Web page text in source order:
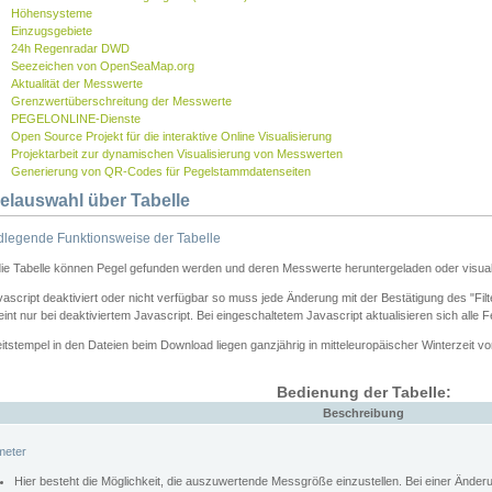
Höhensysteme
Einzugsgebiete
24h Regenradar DWD
Seezeichen von OpenSeaMap.org
Aktualität der Messwerte
Grenzwertüberschreitung der Messwerte
PEGELONLINE-Dienste
Open Source Projekt für die interaktive Online Visualisierung
Projektarbeit zur dynamischen Visualisierung von Messwerten
Generierung von QR-Codes für Pegelstammdatenseiten
über Tabelle
Funktionsweise der Tabelle
Tabelle können Pegel gefunden werden und deren Messwerte heruntergeladen oder
deaktiviert oder nicht verfügbar so muss jede Änderung mit der Bestätigung des
nur bei deaktiviertem Javascript. Bei eingeschaltetem Javascript aktualisieren sich alle
in den Dateien beim Download liegen ganzjährig in mitteleuropäischer Winterzeit
Bedienung der Tabelle:
Beschreibung
Hier besteht die Möglichkeit, die auszuwertende Messgröße einzustellen. Bei einer